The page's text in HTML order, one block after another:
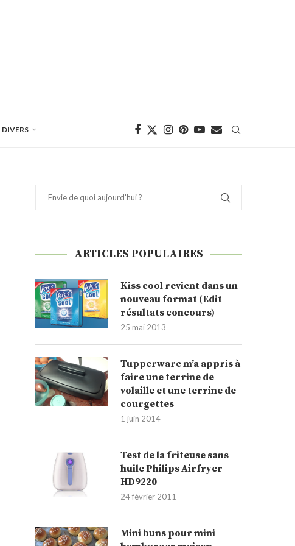
DIVERS
ARTICLES POPULAIRES
Kiss cool revient dans un
nouveau format (Edit
résultats concours)
25 mai 2013
Tupperware m’a appris à
faire une terrine de
volaille et une terrine de
courgettes
1 juin 2014
Test de la friteuse sans
huile Philips Airfryer
HD9220
24 février 2011
Mini buns pour mini